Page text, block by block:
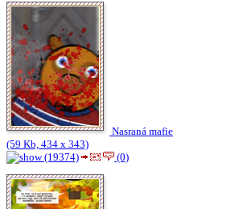
Nasraná mafie
(59 Kb, 434 x 343)
(19374)
(0)